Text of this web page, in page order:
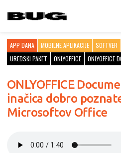
APP DANA MOBILNE APLIKACIJE SOFTVER
UREDSKI PAKET
ONLYOFFICE ONLYOFFICE
ONLYOFFICE
inačica dobro
Microsoftov Office